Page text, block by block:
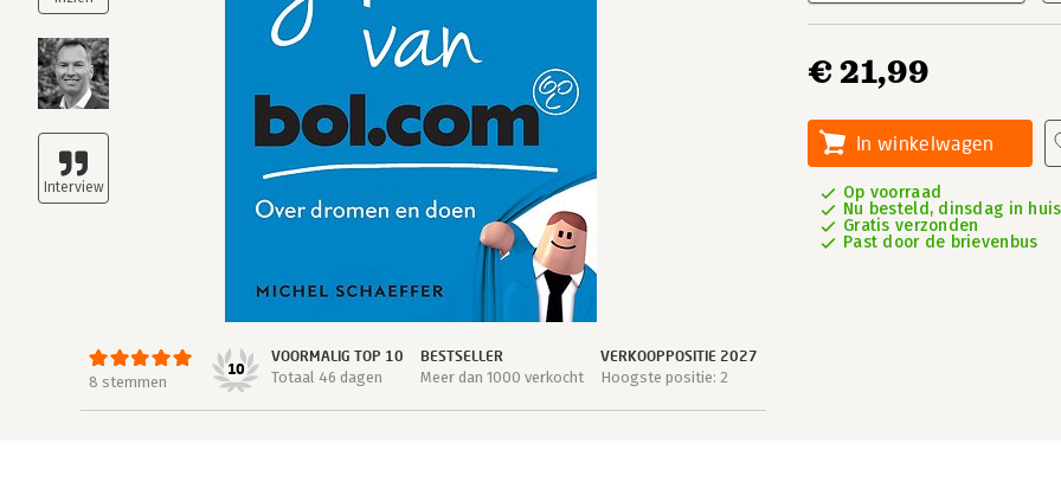
8 stemmen
10
VOORMALIG TOP 10
Totaal 46 dagen
BESTSELLER
Meer dan 1000 verkocht
VERKOOPPOSITIE 2027
Hoogste positie: 2
€ 21,99
In winkelwagen
Op voorraad
Nu besteld, dinsdag in huis
Gratis verzonden
Past door de brievenbus